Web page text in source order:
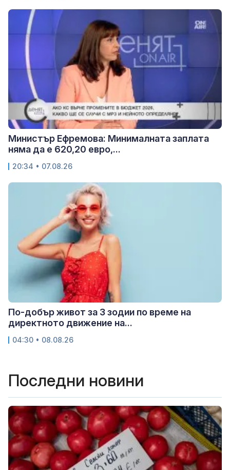
Министър Ефремова: Минималната заплата
няма да е 620,20 евро,...
20:34 • 07.08.26
По-добър живот за 3 зодии по време на
директното движение на...
04:30 • 08.08.26
Последни новини